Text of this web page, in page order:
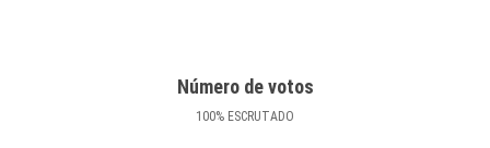
Número de votos
100% ESCRUTADO